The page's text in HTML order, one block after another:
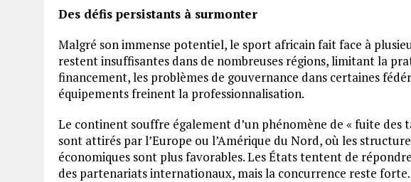
Des défis persistants à surmonter
Malgré son immense potentiel, le sport africain fait face à
restent insuffisantes dans de nombreuses régions, limitant la
financement, les problèmes de gouvernance dans certaines
équipements freinent la professionnalisation.
Le continent souffre également d’un phénomène de « fuite des
sont attirés par l’Europe ou l’Amérique du Nord, où les
économiques sont plus favorables. Les États tentent de
des partenariats internationaux, mais la concurrence reste forte.